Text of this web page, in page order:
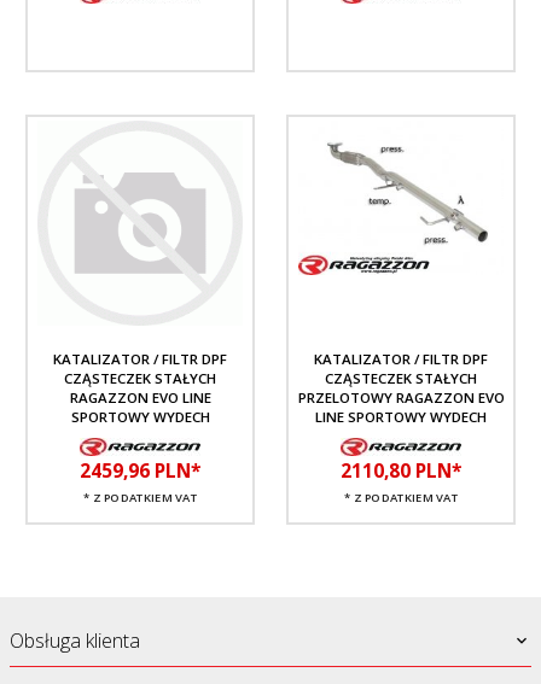
KATALIZATOR / FILTR DPF
CZĄSTECZEK STAŁYCH
RAGAZZON EVO LINE
SPORTOWY WYDECH
2459,96 PLN*
* Z PODATKIEM VAT
KATALIZATOR / FILTR DPF
CZĄSTECZEK STAŁYCH
PRZELOTOWY RAGAZZON EVO
LINE SPORTOWY WYDECH
2110,80 PLN*
* Z PODATKIEM VAT
Obsługa klienta